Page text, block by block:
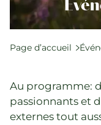
Politique et lois
Formation
Événements
Page d’accueil
Au programme:
passionnants et
externes tout